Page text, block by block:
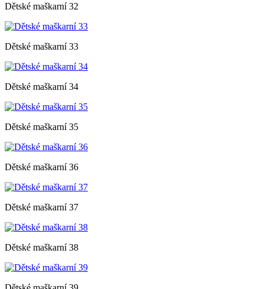
Dětské maškarní 32
Dětské maškarní 33
Dětské maškarní 34
Dětské maškarní 35
Dětské maškarní 36
Dětské maškarní 37
Dětské maškarní 38